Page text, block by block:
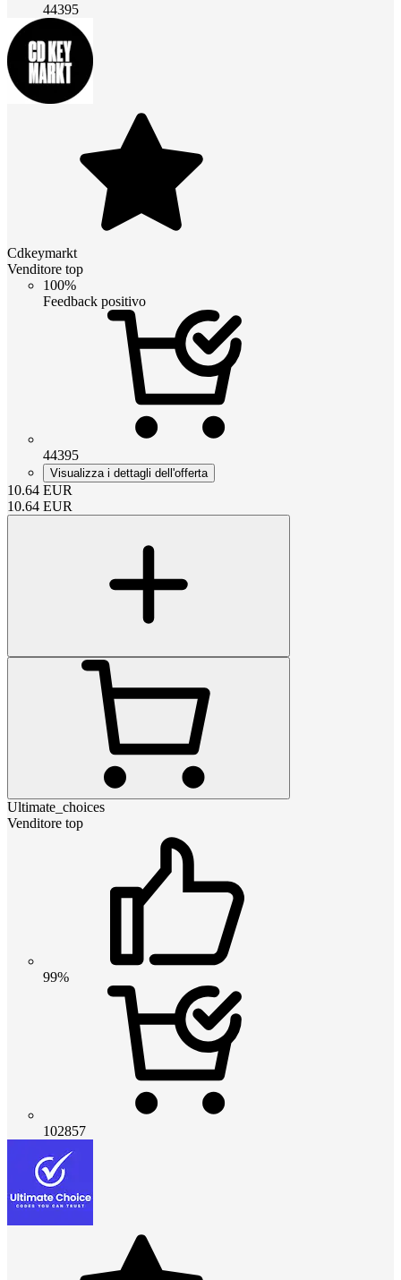
44395
Cdkeymarkt
Venditore top
100%
Feedback positivo
44395
Visualizza i dettagli dell'offerta
10.64 EUR
10.64 EUR
Ultimate_choices
Venditore top
99%
102857